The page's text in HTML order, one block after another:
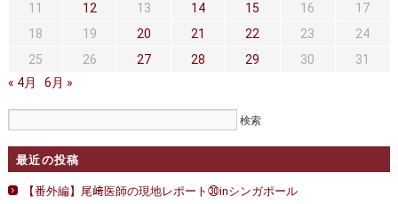
正しい病院の選び方 アクセス
11
12 13 14 15 16
17
18
19 20 21 22 23
24
25
26 27 28 29 30
31
« 4月
6月 »
最近の投稿
【番外編】尾﨑医師の現地レポート㉚inシンガポール